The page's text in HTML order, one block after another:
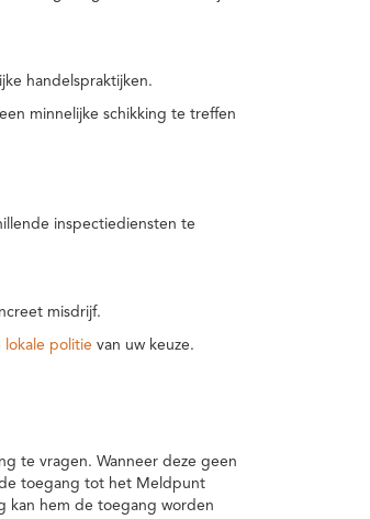
handelspraktijken.
minnelijke schikking te treffen
inspectiediensten te
misdrijf.
lokale politie van uw keuze.
te vragen. Wanneer deze geen
toegang tot het Meldpunt
kan hem de toegang worden